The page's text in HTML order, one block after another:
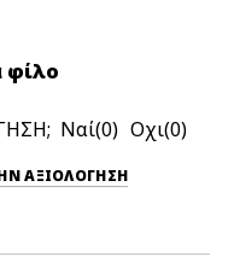
φίλο
0 0
ΑΥΤΉΝ ΤΗΝ ΑΞΙΟΛΟΓΗΣΗ